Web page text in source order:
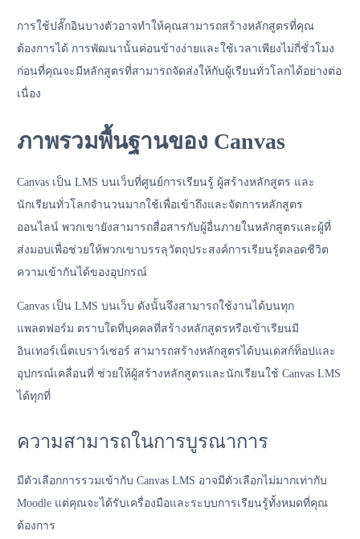
การใช้ปลั๊กอินบางตัวอาจทำให้คุณสามารถสร้างหลักสูตรที่คุณ
ต้องการได้ การพัฒนานั้นค่อนข้างง่ายและใช้เวลาเพียงไม่กี่ชั่วโมง
ก่อนที่คุณจะมีหลักสูตรที่สามารถจัดส่งให้กับผู้เรียนทั่วโลกได้อย่างต่อ
เนื่อง
ภาพรวมพื้นฐานของ Canvas
Canvas เป็น LMS บนเว็บที่ศูนย์การเรียนรู้ ผู้สร้างหลักสูตร และ
นักเรียนทั่วโลกจำนวนมากใช้เพื่อเข้าถึงและจัดการหลักสูตร
ออนไลน์ พวกเขายังสามารถสื่อสารกับผู้อื่นภายในหลักสูตรและผู้ที่
ส่งมอบเพื่อช่วยให้พวกเขาบรรลุวัตถุประสงค์การเรียนรู้ตลอดชีวิต
ความเข้ากันได้ของอุปกรณ์
Canvas เป็น LMS บนเว็บ ดังนั้นจึงสามารถใช้งานได้บนทุก
แพลตฟอร์ม ตราบใดที่บุคคลที่สร้างหลักสูตรหรือเข้าเรียนมี
อินเทอร์เน็ตเบราว์เซอร์ สามารถสร้างหลักสูตรได้บนเดสก์ท็อปและ
อุปกรณ์เคลื่อนที่ ช่วยให้ผู้สร้างหลักสูตรและนักเรียนใช้ Canvas LMS
ได้ทุกที่
ความสามารถในการบูรณาการ
มีตัวเลือกการรวมเข้ากับ Canvas LMS อาจมีตัวเลือกไม่มากเท่ากับ
Moodle แต่คุณจะได้รับเครื่องมือและระบบการเรียนรู้ทั้งหมดที่คุณ
ต้องการ